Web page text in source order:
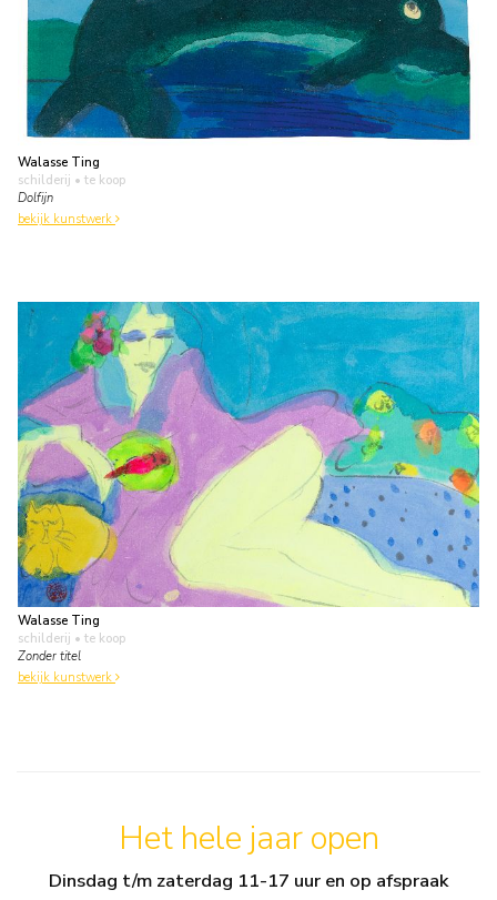
Walasse Ting
schilderij • te koop
Dolfijn
bekijk kunstwerk
Walasse Ting
schilderij • te koop
Zonder titel
bekijk kunstwerk
Het hele jaar open
Dinsdag t/m zaterdag 11-17 uur en op afspraak